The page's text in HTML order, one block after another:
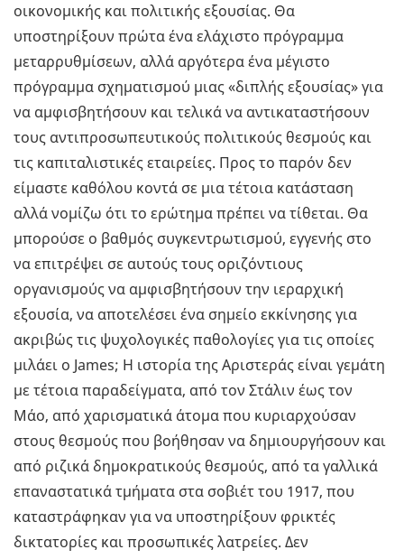
οικονομικής και πολιτικής εξουσίας. Θα
υποστηρίξουν πρώτα ένα ελάχιστο πρόγραμμα
μεταρρυθμίσεων, αλλά αργότερα ένα μέγιστο
πρόγραμμα σχηματισμού μιας «διπλής εξουσίας» για
να αμφισβητήσουν και τελικά να αντικαταστήσουν
τους αντιπροσωπευτικούς πολιτικούς θεσμούς και
τις καπιταλιστικές εταιρείες. Προς το παρόν δεν
είμαστε καθόλου κοντά σε μια τέτοια κατάσταση
αλλά νομίζω ότι το ερώτημα πρέπει να τίθεται. Θα
μπορούσε ο βαθμός συγκεντρωτισμού, εγγενής στο
να επιτρέψει σε αυτούς τους οριζόντιους
οργανισμούς να αμφισβητήσουν την ιεραρχική
εξουσία, να αποτελέσει ένα σημείο εκκίνησης για
ακριβώς τις ψυχολογικές παθολογίες για τις οποίες
μιλάει ο James; Η ιστορία της Αριστεράς είναι γεμάτη
με τέτοια παραδείγματα, από τον Στάλιν έως τον
Μάο, από χαρισματικά άτομα που κυριαρχούσαν
στους θεσμούς που βοήθησαν να δημιουργήσουν και
από ριζικά δημοκρατικούς θεσμούς, από τα γαλλικά
επαναστατικά τμήματα στα σοβιέτ του 1917, που
καταστράφηκαν για να υποστηρίξουν φρικτές
δικτατορίες και προσωπικές λατρείες. Δεν